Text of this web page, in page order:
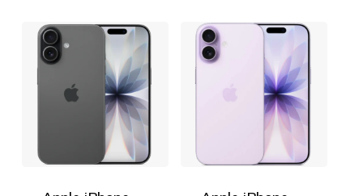
Корзина пуста.